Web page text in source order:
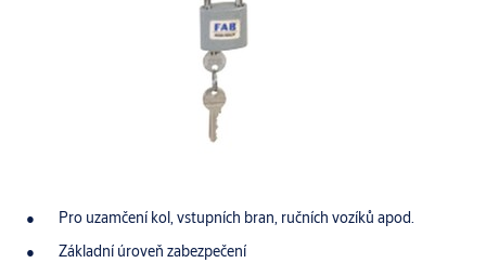
Pro uzamčení kol, vstupních bran, ručních vozíků apod.
Základní úroveň zabezpečení